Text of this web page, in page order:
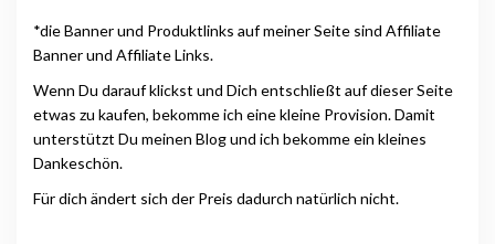
*die Banner und Produktlinks auf meiner Seite sind Affiliate
Banner und Affiliate Links.
Wenn Du darauf klickst und Dich entschließt auf dieser Seite
etwas zu kaufen, bekomme ich eine kleine Provision. Damit
unterstützt Du meinen Blog und ich bekomme ein kleines
Dankeschön.
Für dich ändert sich der Preis dadurch natürlich nicht.